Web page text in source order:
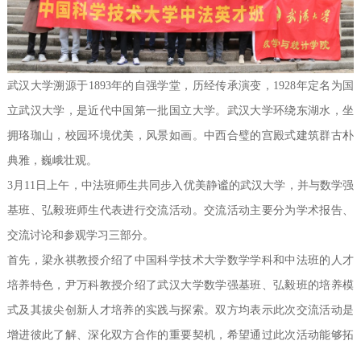
人才培养
中法英才班
中法班报告
通知公告
武汉大学溯源于1893年的自强学堂，历经传承演变，1928年定名为国
立武汉大学，是近代中国第一批国立大学。武汉大学环绕东湖水，坐
拥珞珈山，校园环境优美，风景如画。中西合璧的宫殿式建筑群古朴
典雅，巍峨壮观。
3月11日上午，中法班师生共同步入优美静谧的武汉大学，并与数学强
基班、弘毅班师生代表进行交流活动。交流活动主要分为学术报告、
交流讨论和参观学习三部分。
首先，梁永祺教授介绍了中国科学技术大学数学学科和中法班的人才
培养特色，尹万科教授介绍了武汉大学数学强基班、弘毅班的培养模
式及其拔尖创新人才培养的实践与探索。双方均表示此次交流活动是
增进彼此了解、深化双方合作的重要契机，希望通过此次活动能够拓